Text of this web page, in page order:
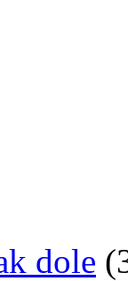
dole